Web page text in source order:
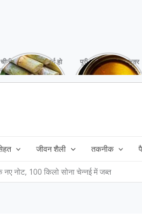
चीनी को कर दें ना, वर्ना हो
सकता है बहुत बड़ा नुक्सान
पूरी बनाने के बाद, अक्सर
तेल बच जाता है,ऐसे में
जीवन शैली तकनीक
नोट, 100 किलो सोना चेन्नई में जब्त